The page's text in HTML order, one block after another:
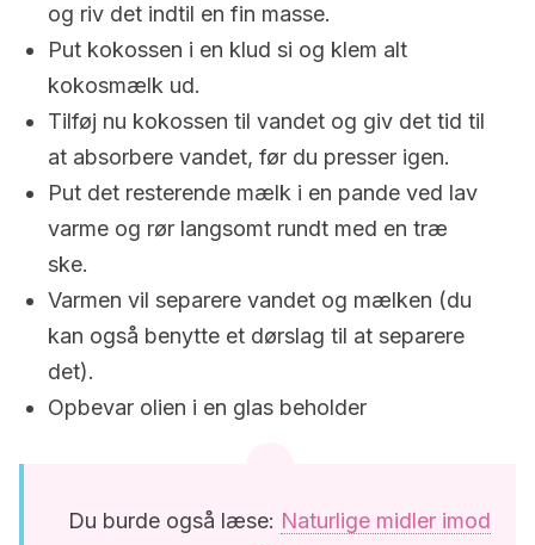
og riv det indtil en fin masse.
Put kokossen i en klud si og klem alt
kokosmælk ud.
Tilføj nu kokossen til vandet og giv det tid til
at absorbere vandet, før du presser igen.
Put det resterende mælk i en pande ved lav
varme og rør langsomt rundt med en træ
ske.
Varmen vil separere vandet og mælken (du
kan også benytte et dørslag til at separere
det).
Opbevar olien i en glas beholder
Du burde også læse: Naturlige midler imod